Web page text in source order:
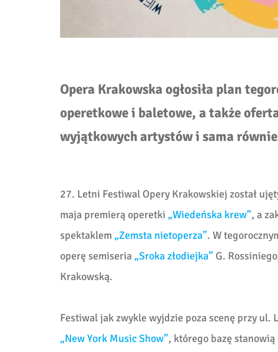
Opera Krakowska ogłosiła plan
operetkowe i baletowe, a także
wyjątkowych artystów i sama
27. Letni Festiwal Opery Krakowskiej został
maja premierą operetki „Wiedeńska krew”, a
spektaklem „Zemsta nietoperza”. W
operę semiseria „Sroka złodiejka” G.
Krakowską.
Festiwal jak zwykle wyjdzie poza scenę przy ul.
„New York Music Show”, którego bazę